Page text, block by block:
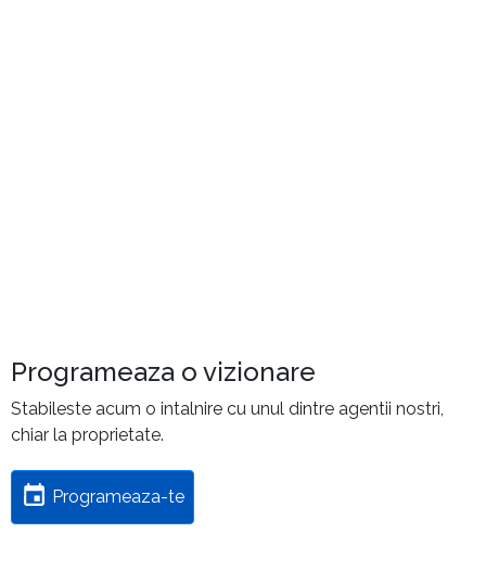
Programeaza o vizionare
Stabileste acum o intalnire cu unul dintre agentii nostri,
chiar la proprietate.
Programeaza-te